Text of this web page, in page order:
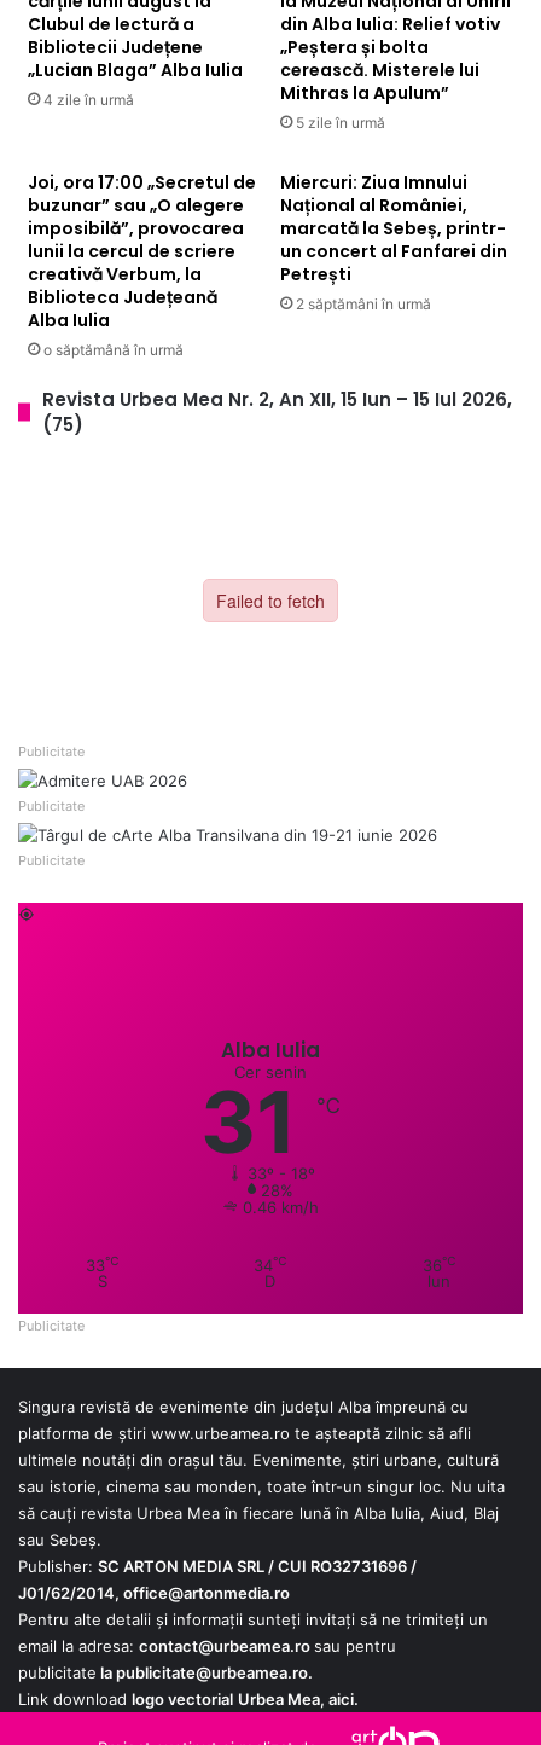
Clubul de lectură a
Bibliotecii Județene
„Lucian Blaga” Alba Iulia
4 zile în urmă
din Alba Iulia: Relief votiv
„Peștera și bolta
cerească. Misterele lui
Mithras la Apulum”
5 zile în urmă
Joi, ora 17:00 „Secretul de
buzunar” sau „O alegere
imposibilă”, provocarea
lunii la cercul de scriere
creativă Verbum, la
Biblioteca Județeană
Alba Iulia
o săptămână în urmă
Miercuri: Ziua Imnului
Național al României,
marcată la Sebeș, printr-
un concert al Fanfarei din
Petrești
2 săptămâni în urmă
Revista Urbea Mea Nr. 2, An XII, 15 Iun – 15 Iul 2026,
(75)
Publicitate
Publicitate
Publicitate
Alba Iulia
Cer senin
31 ℃
33º - 18º
28%
0.46 km/h
33℃
S
34℃
D
36℃
lun
Publicitate
Singura revistă de evenimente din județul Alba împreună cu
platforma de știri www.urbeamea.ro te așteaptă zilnic să afli
ultimele noutăți din orașul tău. Evenimente, știri urbane, cultură
sau istorie, cinema sau monden, toate într-un singur loc. Nu uita
să cauți revista Urbea Mea în fiecare lună în Alba Iulia, Aiud, Blaj
sau Sebeș.
Publisher: SC ARTON MEDIA SRL / CUI RO32731696 /
J01/62/2014, office@artonmedia.ro
Pentru alte detalii și informații sunteți invitați să ne trimiteți un
email la adresa: contact@urbeamea.rosau pentru
publicitate lapublicitate@urbeamea.ro.
Link download logo vectorial Urbea Mea, aici.